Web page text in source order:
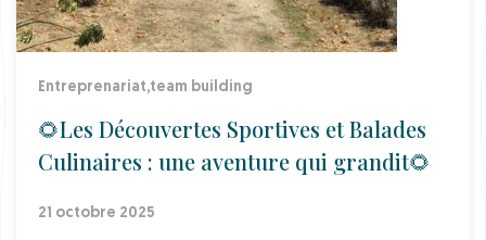
Entreprenariat,team building
🌻Les Découvertes Sportives et Balades
Culinaires : une aventure qui grandit🌻
21 octobre 2025